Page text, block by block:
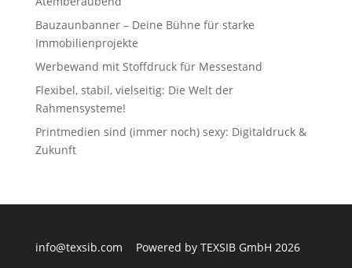
Bauzaunbanner – Deine Bühne für starke
Immobilienprojekte
Werbewand mit Stoffdruck für Messestand
Flexibel, stabil, vielseitig: Die Welt der
Rahmensysteme!
Printmedien sind (immer noch) sexy: Digitaldruck &
Zukunft
info@texsib.com
Powered by TEXSIB GmbH 2026